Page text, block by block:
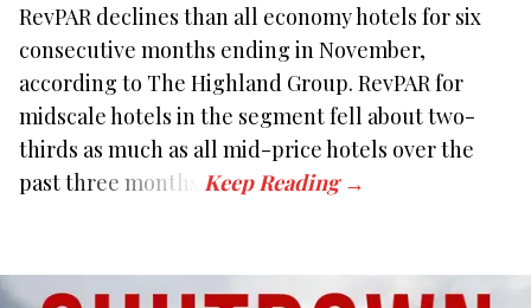
RevPAR declines than all economy hotels for six
consecutive months ending in November,
according to The Highland Group. RevPAR for
midscale hotels in the segment fell about two-
thirds as much as all mid-price hotels over the
past three months.